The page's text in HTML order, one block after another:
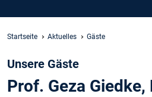
Startseite Aktuelles Gäste
Unsere Gäste
Prof. Geza Giedke,